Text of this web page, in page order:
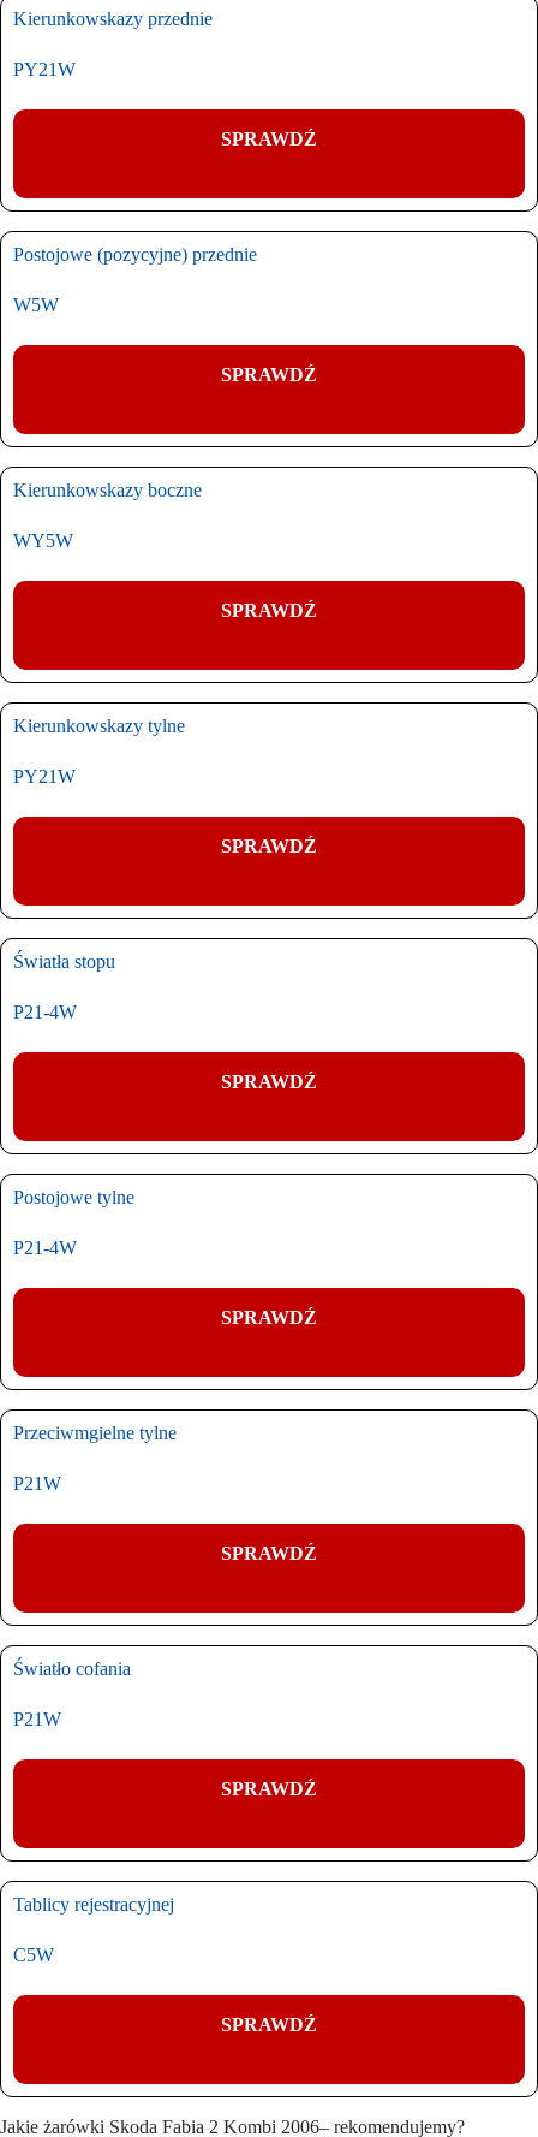
Kierunkowskazy przednie
PY21W
SPRAWDŹ
Postojowe (pozycyjne) przednie
W5W
SPRAWDŹ
Kierunkowskazy boczne
WY5W
SPRAWDŹ
Kierunkowskazy tylne
PY21W
SPRAWDŹ
Światła stopu
P21-4W
SPRAWDŹ
Postojowe tylne
P21-4W
SPRAWDŹ
Przeciwmgielne tylne
P21W
SPRAWDŹ
Światło cofania
P21W
SPRAWDŹ
Tablicy rejestracyjnej
C5W
SPRAWDŹ
Jakie żarówki Skoda Fabia 2 Kombi 2006– rekomendujemy?